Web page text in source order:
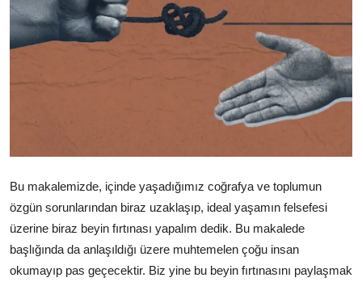
Video
Yazarlar
Arşiv
Bu makalemizde, içinde yaşadığımız coğrafya ve toplumun
özgün sorunlarından biraz uzaklaşıp, ideal yaşamın felsefesi
üzerine biraz beyin fırtınası yapalım dedik. Bu makalede
başlığında da anlaşıldığı üzere muhtemelen çoğu insan
okumayıp pas geçecektir. Biz yine bu beyin fırtınasını paylaşmak